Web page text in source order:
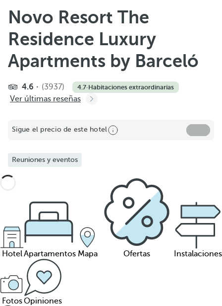
Novo Resort The
Residence Luxury
Apartments by Barceló
4.6 (3937) 4.7·Habitaciones extraordinarias
Ver últimas reseñas
Sigue el precio de este hotel
Reuniones y eventos
HotelApartamentos Mapa Ofertas Instalaciones
FotosOpiniones